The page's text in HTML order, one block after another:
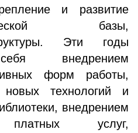
и развитие
базы,
Эти годы
внедрением
форм работы,
технологий и
внедрением
платных услуг,